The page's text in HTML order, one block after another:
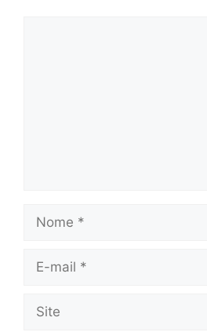
mail